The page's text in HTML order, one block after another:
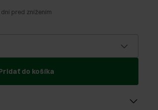
pred znížením
do košíka